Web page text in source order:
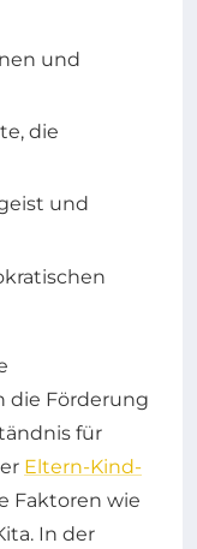
und
die
und
die Förderung
für
Eltern-Kind-
Faktoren wie
In der